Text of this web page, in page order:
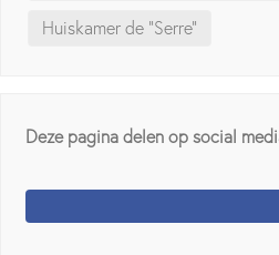
Huiskamer de "Serre"
Deze pagina delen op social